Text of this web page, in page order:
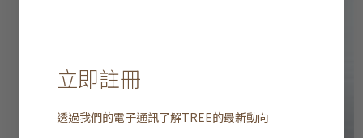
立即註冊
透過我們的電子通訊了解TREE的最新動向